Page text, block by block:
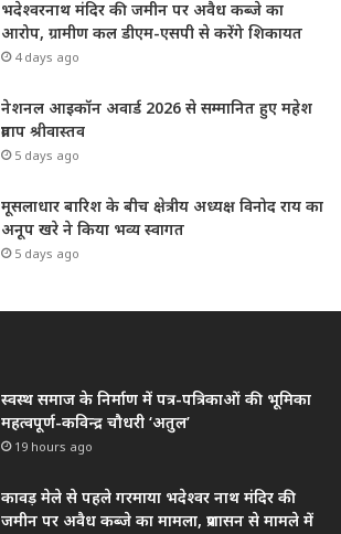
भदेश्वरनाथ मंदिर की जमीन पर अवैध कब्जे का
आरोप, ग्रामीण कल डीएम-एसपी से करेंगे शिकायत
4 days ago
नेशनल आइकॉन अवार्ड 2026 से सम्मानित हुए महेश
प्रताप श्रीवास्तव
5 days ago
मूसलाधार बारिश के बीच क्षेत्रीय अध्यक्ष विनोद राय का
अनूप खरे ने किया भव्य स्वागत
5 days ago
स्वस्थ समाज के निर्माण में पत्र-पत्रिकाओं की भूमिका
महत्वपूर्ण-कविन्द्र चौधरी ‘अतुल’
19 hours ago
कावड़ मेले से पहले गरमाया भदेश्वर नाथ मंदिर की
जमीन पर अवैध कब्जे का मामला, प्रशासन से मामले में